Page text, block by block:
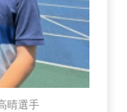
晴選手